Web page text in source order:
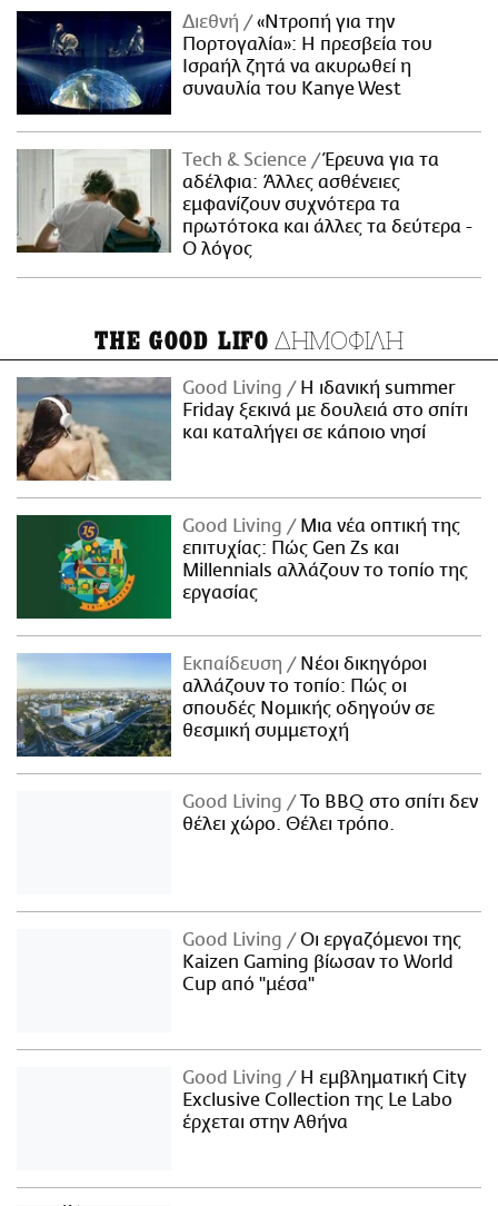
Διεθνή
«Ντροπή για την
Πορτογαλία»: Η πρεσβεία του
Ισραήλ ζητά να ακυρωθεί η
συναυλία του Kanye West
Τech & Science
Έρευνα για τα
αδέλφια: Άλλες ασθένειες
εμφανίζουν συχνότερα τα
πρωτότοκα και άλλες τα δεύτερα -
Ο λόγος
THE GOOD LIFO ΔΗΜΟΦΙΛΗ
Good Living
Η ιδανική summer
Friday ξεκινά με δουλειά στο σπίτι
και καταλήγει σε κάποιο νησί
Good Living
Μια νέα οπτική της
επιτυχίας: Πώς Gen Zs και
Millennials αλλάζουν το τοπίο της
εργασίας
Εκπαίδευση
Νέοι δικηγόροι
αλλάζουν το τοπίο: Πώς οι
σπουδές Νομικής οδηγούν σε
θεσμική συμμετοχή
Good Living
Το BBQ στο σπίτι δεν
θέλει χώρο. Θέλει τρόπο.
Good Living
Οι εργαζόμενοι της
Kaizen Gaming βίωσαν το World
Cup από "μέσα"
Good Living
Η εμβληματική City
Exclusive Collection της Le Labo
έρχεται στην Αθήνα